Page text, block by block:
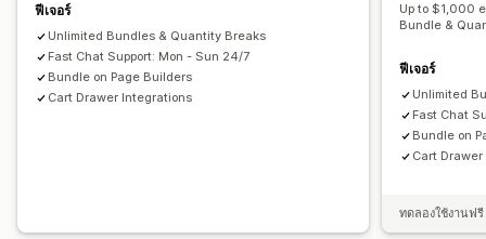
ฟีเจอร์
Unlimited Bundles & Quantity Breaks
Fast Chat Support: Mon - Sun 24/7
Bundle on Page Builders
Cart Drawer Integrations
Up to $1,000
Bundle &
ฟีเจอร์
Unlimited
Fast Chat
Bundle on
Cart
ทดลองใช้งานฟ